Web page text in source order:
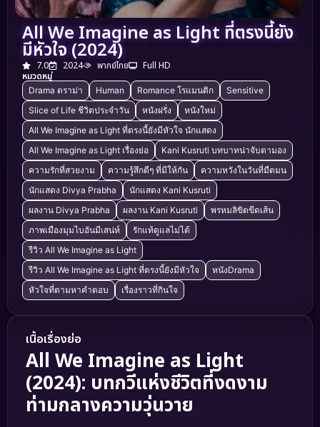
All We Imagine as Light ที่ตรงนี้ยัง
มีหัวใจ (2024)
7.0 2024 พากย์ไทย
Full HD
หมวดหมู่
Drama ดราม่า Human Romance โรแมนติก
Sensitive
Slice of Life ชีวิตประจำวัน
หนังฝรั่ง
หนังใหม่
All We Imagine as Light ที่ตรงนี้ยังมีหัวใจ นักแสดง
All We Imagine as Light เรื่องย่อ
Kani Kusruti บทบาทน่าจับตามอง
ความรักที่สวยงาม
ความรู้สึกดีๆ ที่มีให้กัน
ความหวังในวันที่มืดมน
นักแสดง Divya Prabha
นักแสดง Kani Kusruti
ผลงาน Divya Prabha
ผลงาน Kani Kusruti
พรหมลิขิตขีดเส้น
ภาพเมืองมุมไบอันมีเสน่ห์
รักแท้ดูแลไม่ได้
รีวิว All We Imagine as Light
รีวิว All We Imagine as Light ที่ตรงนี้ยังมีหัวใจ
หนังDrama
หัวใจที่ตามหาคำตอบ
เรื่องราวที่กินใจ
เนื้อเรื่องย่อ
All We Imagine as Light
(2024): บทกวีแห่งชีวิตที่งดงาม
ท่ามกลางความวุ่นวาย